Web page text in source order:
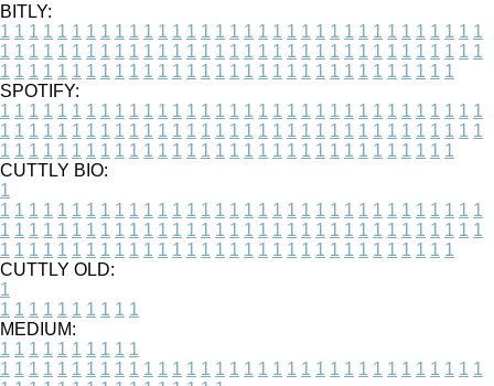
BITLY:
1 1 1 1 1 1 1 1 1 1 1 1 1 1 1 1 1 1 1 1 1 1 1 1 1 1 1 1 1 1 1 1 1 1
1 1 1 1 1 1 1 1 1 1 1 1 1 1 1 1 1 1 1 1 1 1 1 1 1 1 1 1 1 1 1 1 1 1
1 1 1 1 1 1 1 1 1 1 1 1 1 1 1 1 1 1 1 1 1 1 1 1 1 1 1 1 1 1 1 1
SPOTIFY:
1 1 1 1 1 1 1 1 1 1 1 1 1 1 1 1 1 1 1 1 1 1 1 1 1 1 1 1 1 1 1 1 1 1
1 1 1 1 1 1 1 1 1 1 1 1 1 1 1 1 1 1 1 1 1 1 1 1 1 1 1 1 1 1 1 1 1 1
1 1 1 1 1 1 1 1 1 1 1 1 1 1 1 1 1 1 1 1 1 1 1 1 1 1 1 1 1 1 1 1
CUTTLY BIO:
1
1 1 1 1 1 1 1 1 1 1 1 1 1 1 1 1 1 1 1 1 1 1 1 1 1 1 1 1 1 1 1 1 1 1
1 1 1 1 1 1 1 1 1 1 1 1 1 1 1 1 1 1 1 1 1 1 1 1 1 1 1 1 1 1 1 1 1 1
1 1 1 1 1 1 1 1 1 1 1 1 1 1 1 1 1 1 1 1 1 1 1 1 1 1 1 1 1 1 1 1
CUTTLY OLD:
1
1 1 1 1 1 1 1 1 1 1
MEDIUM:
1 1 1 1 1 1 1 1 1 1
1 1 1 1 1 1 1 1 1 1 1 1 1 1 1 1 1 1 1 1 1 1 1 1 1 1 1 1 1 1 1 1 1 1